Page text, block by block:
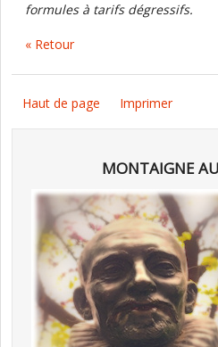
formules à tarifs dégressifs.
« Retour
Haut de page Imprimer
MONTAIGNE